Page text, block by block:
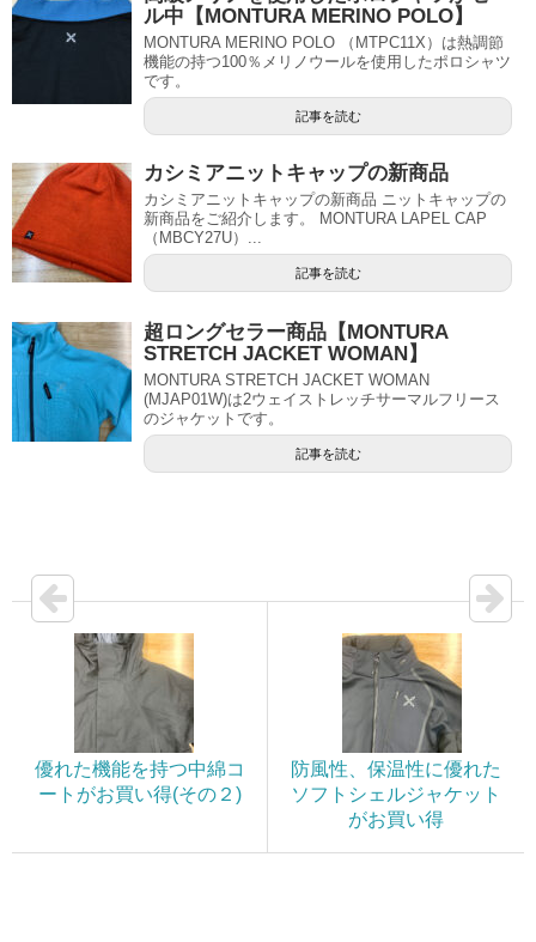
ル中【MONTURA MERINO POLO】
MONTURA MERINO POLO （MTPC11X）は熱調節
機能の持つ100％メリノウールを使用したポロシャツ
です。
記事を読む
カシミアニットキャップの新商品
カシミアニットキャップの新商品 ニットキャップの
新商品をご紹介します。 MONTURA LAPEL CAP
（MBCY27U）...
記事を読む
超ロングセラー商品【MONTURA
STRETCH JACKET WOMAN】
MONTURA STRETCH JACKET WOMAN
(MJAP01W)は2ウェイストレッチサーマルフリース
のジャケットです。
記事を読む
優れた機能を持つ中綿コ
ートがお買い得(その２)
防風性、保温性に優れた
ソフトシェルジャケット
がお買い得